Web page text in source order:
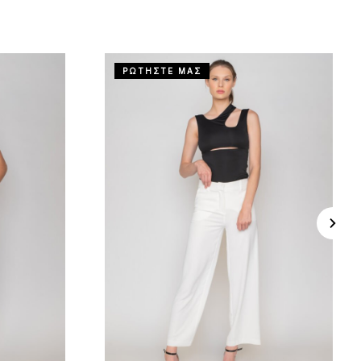
ΡΩΤΗΣΤΕ ΜΑΣ